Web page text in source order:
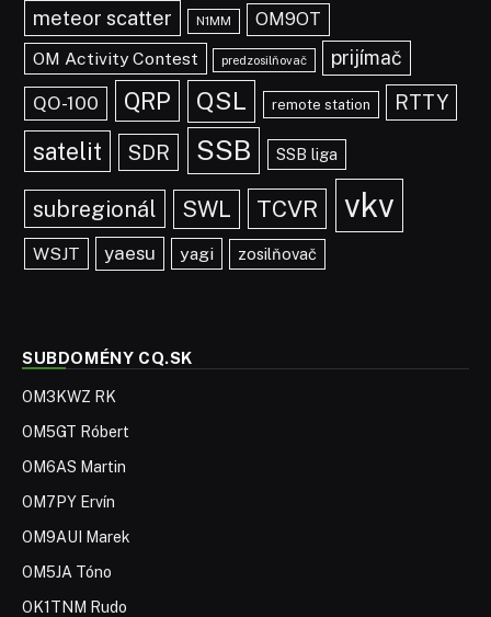
meteor scatter N1MM
OM9OT
OM Activity Contest
predzosilňovač prijímač
QO-100 QRP QSL remote station RTTY
satelit SDR SSB SSB liga
subregionál SWL TCVR vkv
WSJT yaesu yagi zosilňovač
SUBDOMÉNY CQ.SK
OM3KWZ RK
OM5GT Róbert
OM6AS Martin
OM7PY Ervín
OM9AUI Marek
OM5JA Tóno
OK1TNM Rudo